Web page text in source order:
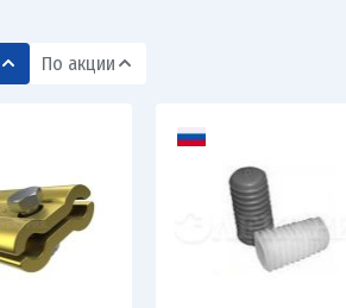
По акции